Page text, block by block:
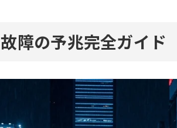
障の予兆完全ガイド